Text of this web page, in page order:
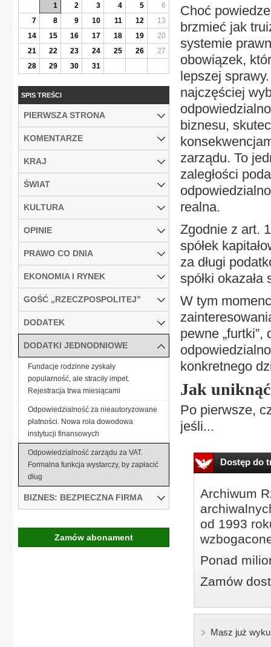
Choć
brzmieć jak
systemie
obowiązek,
lepszej
najczęściej
biznesu,
zarządu. To
zaległości
realna.
Zgodnie z art.
spółek
za długi
spółki
W tym
pewne
konkretnego
Jak
Po pierwsze,
jeśli...
Dostęp do
Archiwum
od 1993
Ponad
Zamów
Masz już
1
2 3 4 5
6
7
8 9 10 11 12
13
14
15 16 17 18 19
20
21
22 23 24 25 26
27
28
29 30 31
SPIS TREŚCI
PIERWSZA STRONA
KOMENTARZE
KRAJ
ŚWIAT
KULTURA
OPINIE
PRAWO CO DNIA
EKONOMIA I RYNEK
GOŚĆ „RZECZPOSPOLITEJ”
DODATEK
DODATKI JEDNODNIOWE
Fundacje rodzinne zyskały
popularność, ale straciły impet.
Rejestracja trwa miesiącami
Odpowiedzialność za nieautoryzowane
płatności. Nowa rola dowodowa
instytucji finansowych
Odpowiedzialność zarządu za VAT.
Formalna funkcja wystarczy, by zapłacić
dług
BIZNES: BEZPIECZNA FIRMA
Zamów abonament